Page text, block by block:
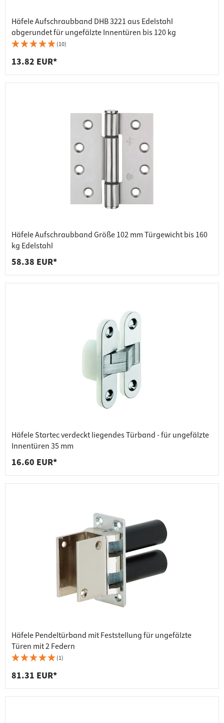
Häfele Aufschraubband DHB 3221 aus Edelstahl
abgerundet für ungefälzte Innentüren bis 120 kg
(10)
13.82 EUR*
Häfele Aufschraubband Größe 102 mm Türgewicht bis 160
kg Edelstahl
58.38 EUR*
Häfele Startec verdeckt liegendes Türband - für ungefälzte
Innentüren 35 mm
16.60 EUR*
Häfele Pendeltürband mit Feststellung für ungefälzte
Türen mit 2 Federn
(1)
81.31 EUR*